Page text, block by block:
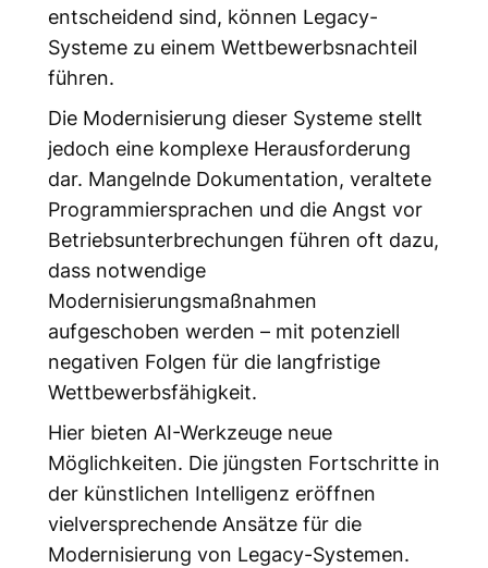
entscheidend sind, können Legacy-
Systeme zu einem Wettbewerbsnachteil
führen.
Die Modernisierung dieser Systeme stellt
jedoch eine komplexe Herausforderung
dar. Mangelnde Dokumentation, veraltete
Programmiersprachen und die Angst vor
Betriebsunterbrechungen führen oft dazu,
dass notwendige
Modernisierungsmaßnahmen
aufgeschoben werden – mit potenziell
negativen Folgen für die langfristige
Wettbewerbsfähigkeit.
Hier bieten AI-Werkzeuge neue
Möglichkeiten. Die jüngsten Fortschritte in
der künstlichen Intelligenz eröffnen
vielversprechende Ansätze für die
Modernisierung von Legacy-Systemen.